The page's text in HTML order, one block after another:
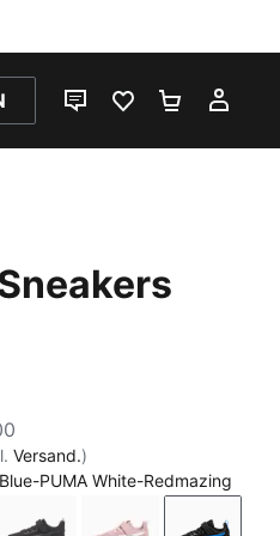
LIVE-CHATFAVORITEN 0
Versand.)
PUMA White-Redmazing